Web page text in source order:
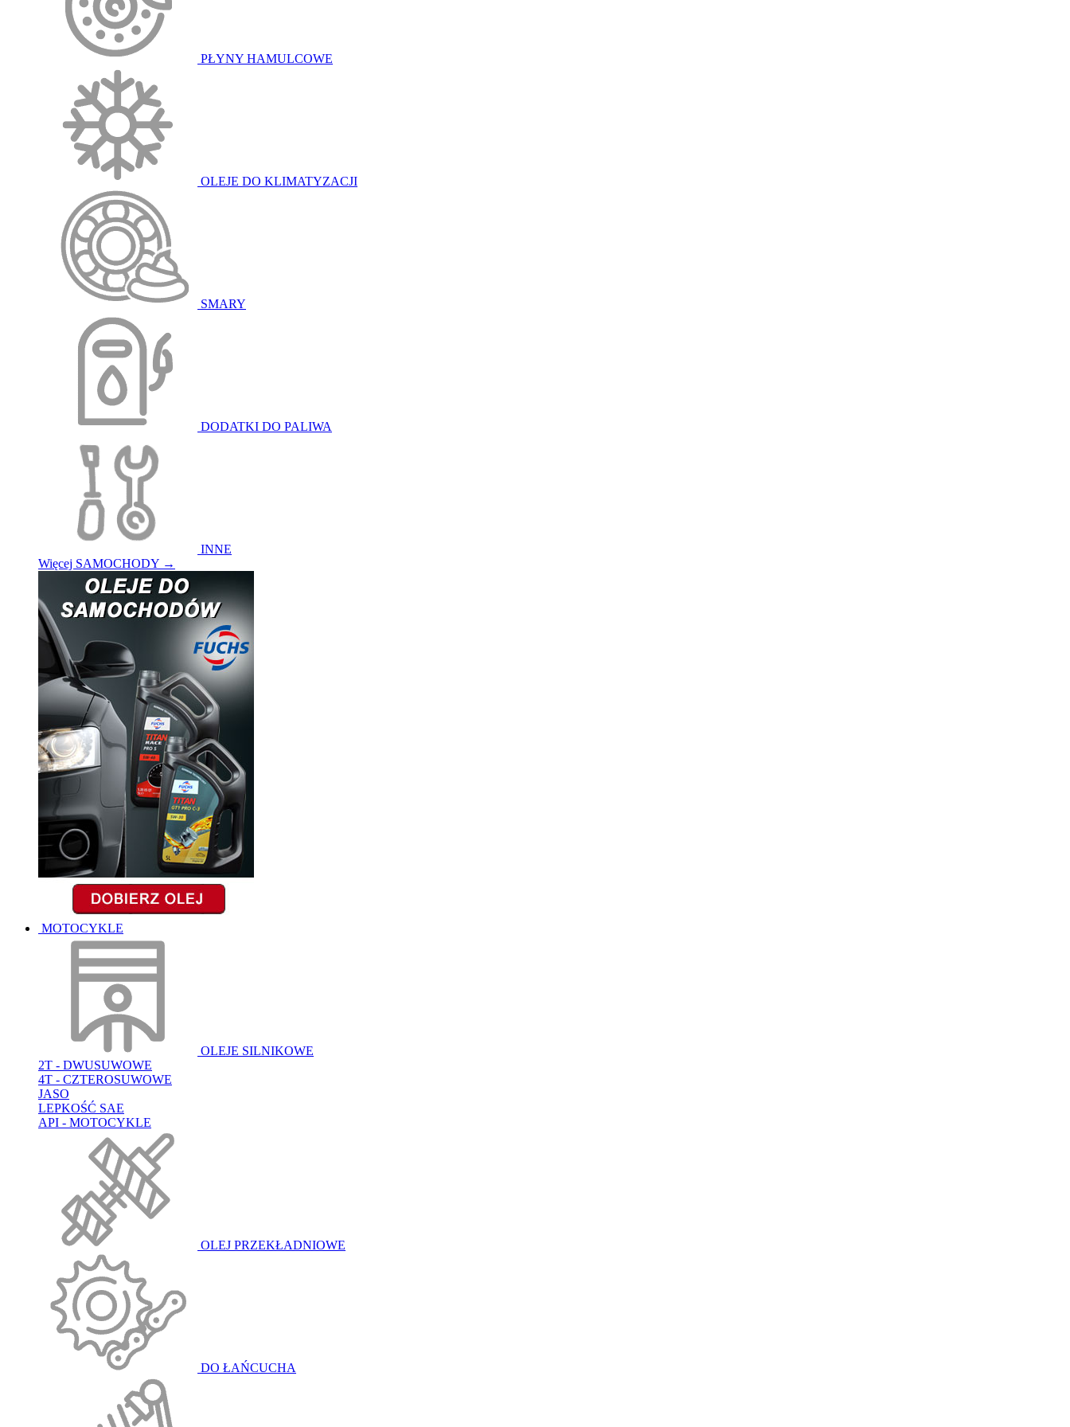
PŁYNY HAMULCOWE
OLEJE DO KLIMATYZACJI
SMARY
DODATKI DO PALIWA
INNE
Więcej SAMOCHODY →
MOTOCYKLE
OLEJE SILNIKOWE
2T - DWUSUWOWE
4T - CZTEROSUWOWE
JASO
LEPKOŚĆ SAE
API - MOTOCYKLE
OLEJ PRZEKŁADNIOWE
DO ŁAŃCUCHA